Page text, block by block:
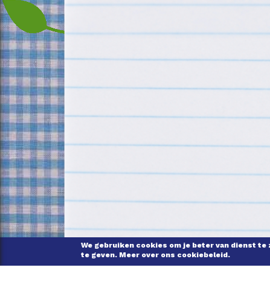
We gebruiken cookies om je beter van dienst
te geven. Meer over ons cookiebeleid.